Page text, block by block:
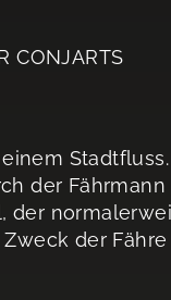
CONJARTS
der
der
der Fähre